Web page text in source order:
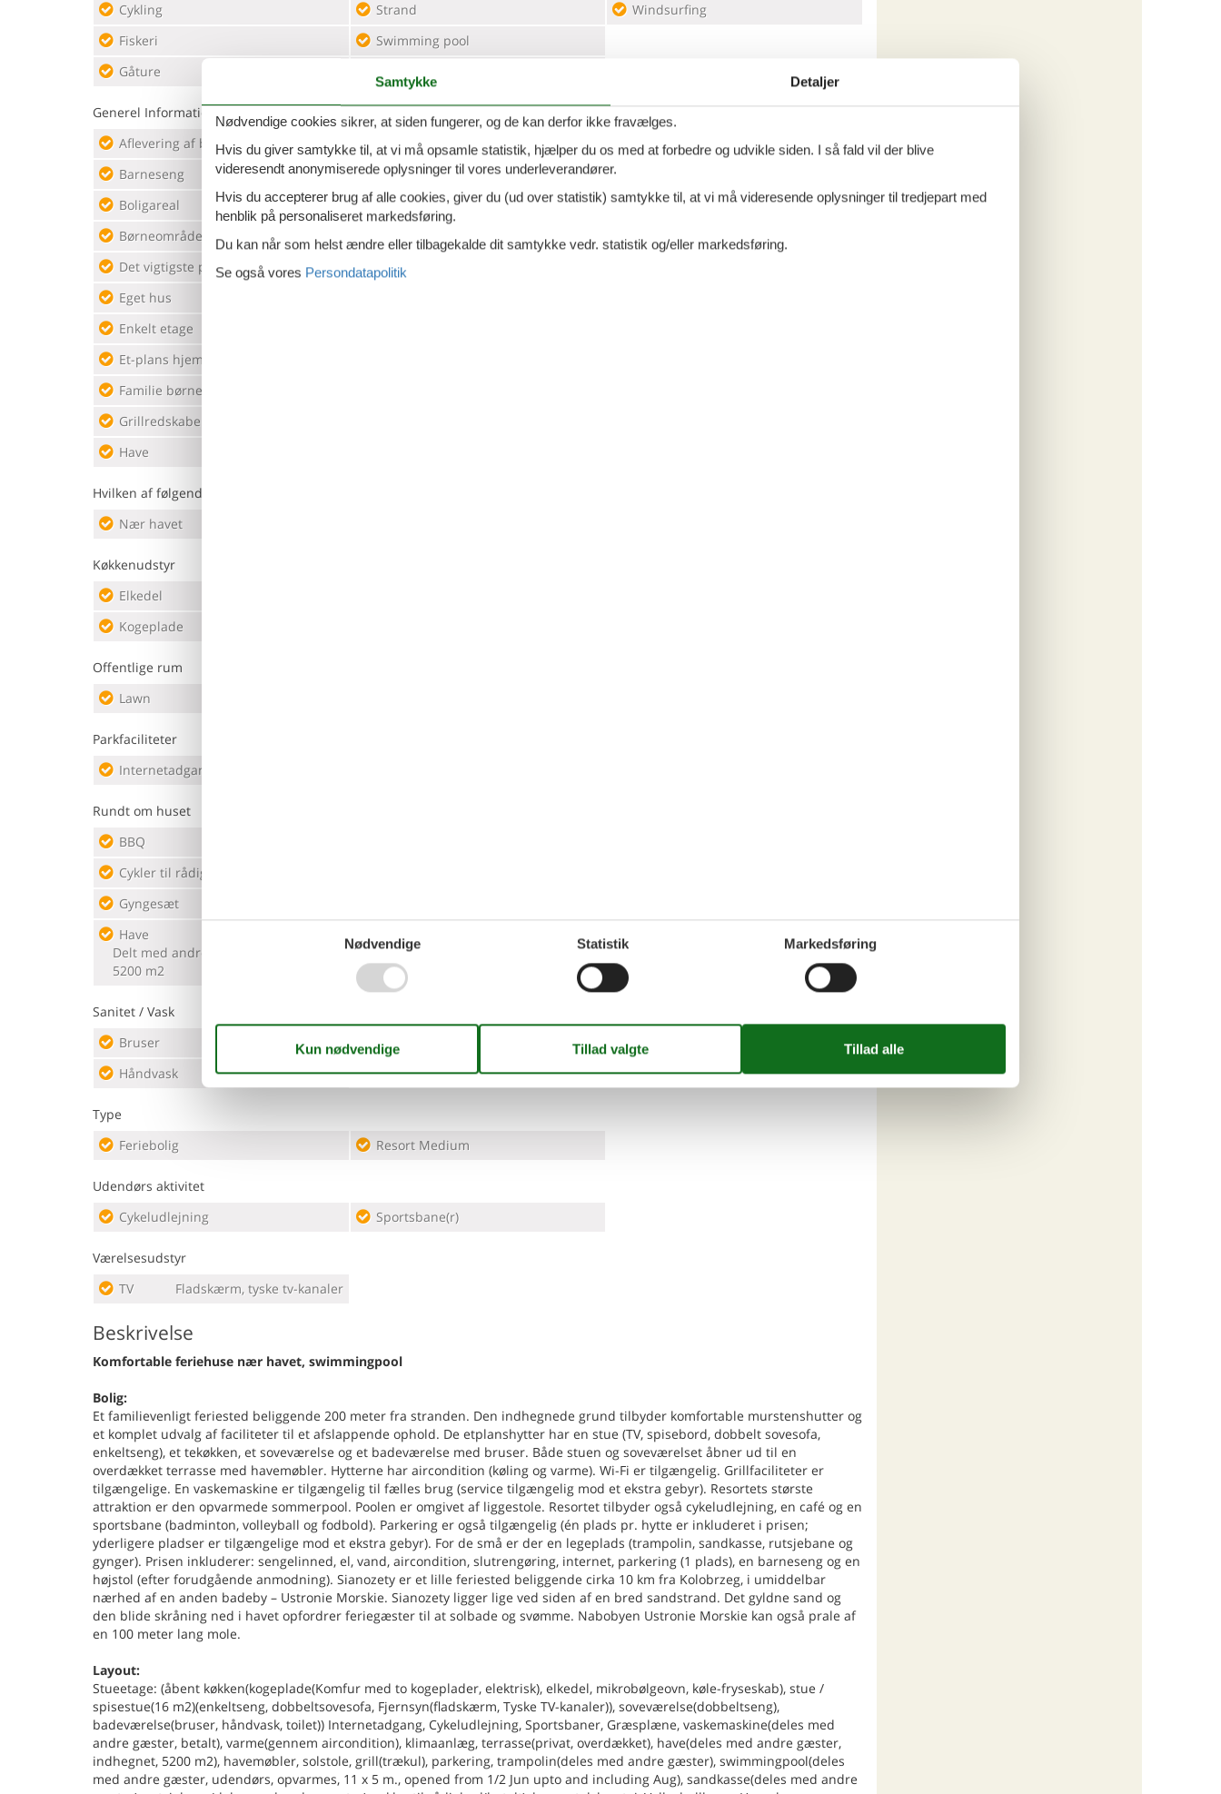
Cykling
Fiskeri
Gåture
Strand
Swimming pool
Windsurfing
Generel Information
Aflevering af bagage tilladt
Barneseng
Boligareal
35 m²
Børneområde
Det vigtigste på stranden
Eget hus
Enkelt etage
Et-plans hjem
Familie børnevenligt
Grillredskaber
Have
Ikkeryger
Kedel
Klimaanlage
Kæledyrsvenlig
Køkken
Opbevaring af tøj
Sengetøj
Sjov for børn
Hvilken af følgende beskriver bedst...
Nær havet
Køkkenudstyr
Elkedel
Kogeplade
Offentlige rum
Lawn
Parkfaciliteter
Internetadgang
Rundt om huset
BBQ
Cykler til rådighed
Gyngesæt
Have
Delt med andre gæster, indhegnet,
5200 m2
Sun loungers
Sanitet / Vask
Bruser
Håndvask
Toilet
Vaskemaskine
Delt med andre gæster, betalt
Type
Feriebolig
Resort Medium
Udendørs aktivitet
Cykeludlejning
Sportsbane(r)
Værelsesudstyr
TV
Fladskærm, tyske tv-kanaler
Beskrivelse
Komfortable feriehuse nær havet, swimmingpool
Bolig:
Et familievenligt feriested beliggende 200 meter fra stranden. Den indhegnede grund tilbyder komfortable murstenshutter og
et komplet udvalg af faciliteter til et afslappende ophold. De etplanshytter har en stue (TV, spisebord, dobbelt sovesofa,
enkeltseng), et tekøkken, et soveværelse og et badeværelse med bruser. Både stuen og soveværelset åbner ud til en
overdækket terrasse med havemøbler. Hytterne har aircondition (køling og varme). Wi-Fi er tilgængelig. Grillfaciliteter er
tilgængelige. En vaskemaskine er tilgængelig til fælles brug (service tilgængelig mod et ekstra gebyr). Resortets største
attraktion er den opvarmede sommerpool. Poolen er omgivet af liggestole. Resortet tilbyder også cykeludlejning, en café og en
sportsbane (badminton, volleyball og fodbold). Parkering er også tilgængelig (én plads pr. hytte er inkluderet i prisen;
yderligere pladser er tilgængelige mod et ekstra gebyr). For de små er der en legeplads (trampolin, sandkasse, rutsjebane og
gynger). Prisen inkluderer: sengelinned, el, vand, aircondition, slutrengøring, internet, parkering (1 plads), en barneseng og en
højstol (efter forudgående anmodning). Sianozety er et lille feriested beliggende cirka 10 km fra Kolobrzeg, i umiddelbar
nærhed af en anden badeby – Ustronie Morskie. Sianozety ligger lige ved siden af en bred sandstrand. Det gyldne sand og
den blide skråning ned i havet opfordrer feriegæster til at solbade og svømme. Nabobyen Ustronie Morskie kan også prale af
en 100 meter lang mole.
Layout:
Stueetage: (åbent køkken(kogeplade(Komfur med to kogeplader, elektrisk), elkedel, mikrobølgeovn, køle-fryseskab), stue /
spisestue(16 m2)(enkeltseng, dobbeltsovesofa, Fjernsyn(fladskærm, Tyske TV-kanaler)), soveværelse(dobbeltseng),
badeværelse(bruser, håndvask, toilet)) Internetadgang, Cykeludlejning, Sportsbaner, Græsplæne, vaskemaskine(deles med
andre gæster, betalt), varme(gennem aircondition), klimaanlæg, terrasse(privat, overdækket), have(deles med andre gæster,
indhegnet, 5200 m2), havemøbler, solstole, grill(trækul), parkering, trampolin(deles med andre gæster), swimmingpool(deles
med andre gæster, udendørs, opvarmes, 11 x 5 m., opened from 1/2 Jun upto and including Aug), sandkasse(deles med andre
Samtykke Detaljer
Nødvendige cookies sikrer, at siden fungerer, og de kan derfor ikke fravælges.
Hvis du giver samtykke til, at vi må opsamle statistik, hjælper du os med at forbedre og udvikle siden. I så fald vil der blive
videresendt anonymiserede oplysninger til vores underleverandører.
Hvis du accepterer brug af alle cookies, giver du (ud over statistik) samtykke til, at vi må videresende oplysninger til tredjepart med
henblik på personaliseret markedsføring.
Du kan når som helst ændre eller tilbagekalde dit samtykke vedr. statistik og/eller markedsføring.
Se også vores Persondatapolitik
Nødvendige Statistik Markedsføring